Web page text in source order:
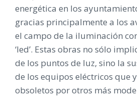
energética en los
gracias principalmente a los
el campo de la iluminación
‘led’. Estas obras no sólo
de los puntos de luz, sino la
de los equipos eléctricos que
obsoletos por otros más